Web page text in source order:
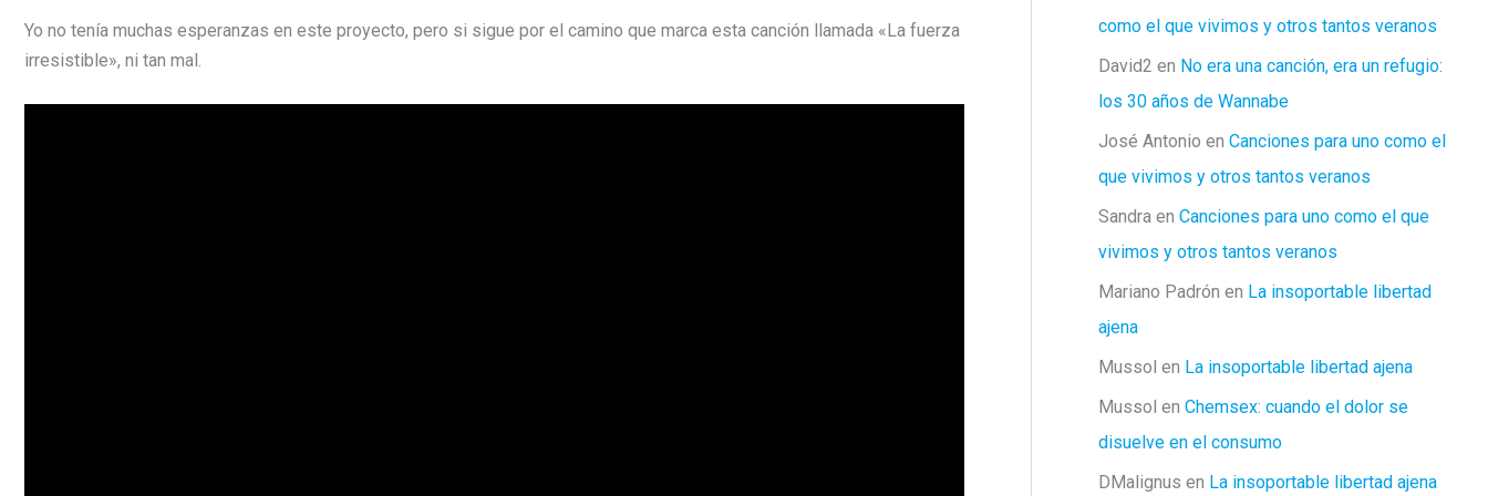
Yo no tenía muchas esperanzas en este proyecto, pero si sigue por el camino que marca esta canción llamada «La fuerza
irresistible», ni tan mal.
como el que vivimos y otros tantos veranos
David2 en No era una canción, era un refugio:
los 30 años de Wannabe
José Antonio en Canciones para uno como el
que vivimos y otros tantos veranos
Sandra en Canciones para uno como el que
vivimos y otros tantos veranos
Mariano Padrón en La insoportable libertad
ajena
Mussol en La insoportable libertad ajena
Mussol en Chemsex: cuando el dolor se
disuelve en el consumo
DMalignus en La insoportable libertad ajena